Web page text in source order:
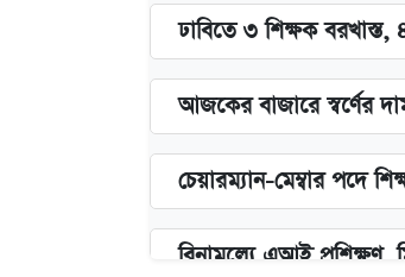
ঢাবিতে ৩ শিক্ষক বরখাস্ত,
আজকের বাজারে স্বর্ণের
চেয়ারম্যান-মেম্বার পদে
বিনামূল্যে এআই প্রশিক্ষণ,